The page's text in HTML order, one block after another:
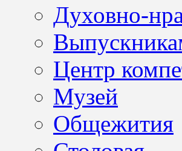
Духовно-
Центр
Музей
Общежития